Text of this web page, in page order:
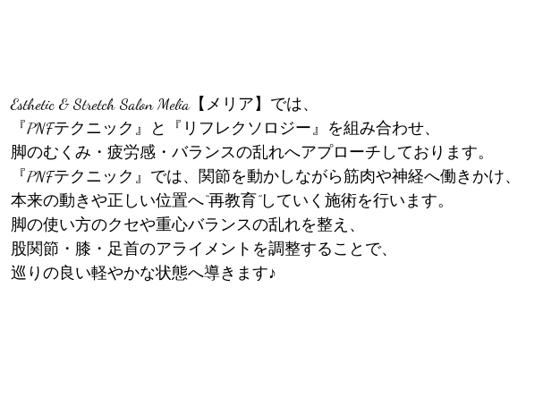
Esthetic & Stretch Salon Melia【メリア】では、
『PNFテクニック』と『リフレクソロジー』を組み合わせ、
脚のむくみ・疲労感・バランスの乱れへアプローチしております。
『PNFテクニック』では、関節を動かしながら筋肉や神経へ働きかけ、
本来の動きや正しい位置へ“再教育”していく施術を行います。
脚の使い方のクセや重心バランスの乱れを整え、
股関節・膝・足首のアライメントを調整することで、
巡りの良い軽やかな状態へ導きます♪